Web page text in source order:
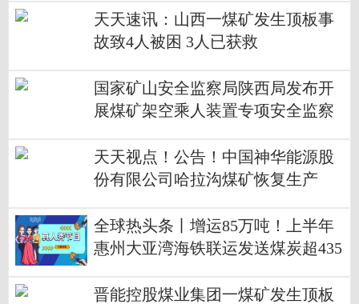
天天速讯：山西一煤矿发生顶板事
故致4人被困 3人已获救
国家矿山安全监察局陕西局发布开
展煤矿架空乘人装置专项安全监察
天天视点！公告！中国神华能源股
份有限公司哈拉沟煤矿恢复生产
全球热头条丨增运85万吨！上半年
惠州大亚湾海铁联运发送煤炭超435
晋能控股煤业集团一煤矿发生顶板